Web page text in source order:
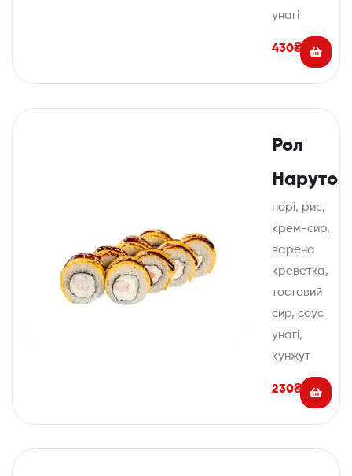
унагі
430₴
Рол
Наруто
норі, рис,
крем-сир,
варена
креветка,
тостовий
сир, соус
унагі,
кунжут
230₴